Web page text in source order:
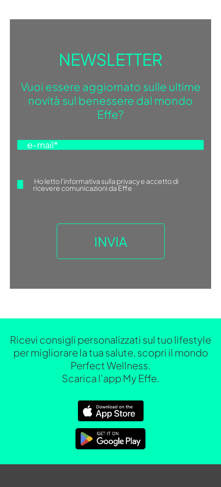
NEWSLETTER
Vuoi essere aggiornato sulle ultime
novità sul benessere dal mondo
Effe?
Ho lettol'informativa sulla privacye accetto di
ricevere comunicazioni da Effe
Ricevi consigli personalizzati sul tuo lifestyle
per migliorare la tua salute, scopri il mondo
Perfect Wellness.
Scarica l'app My Effe.